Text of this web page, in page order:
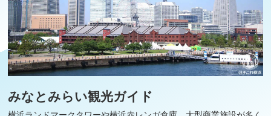
みなとみらい観光ガイド